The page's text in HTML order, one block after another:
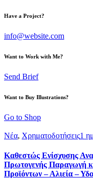
Have a Project?
info@website.com
Want to Work with Me?
Send Brief
Want to Buy Illustrations?
Go to Shop
Νέα, Χρηματοδοτήσεις1
Καθεστώς Ενίσχυσης
Πρωτογενής Παραγωγή
Προϊόντων – Αλιεία –